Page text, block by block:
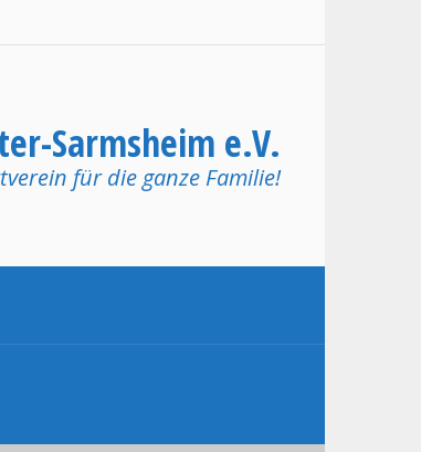
Sarmsheim e.V.
für die ganze Familie!